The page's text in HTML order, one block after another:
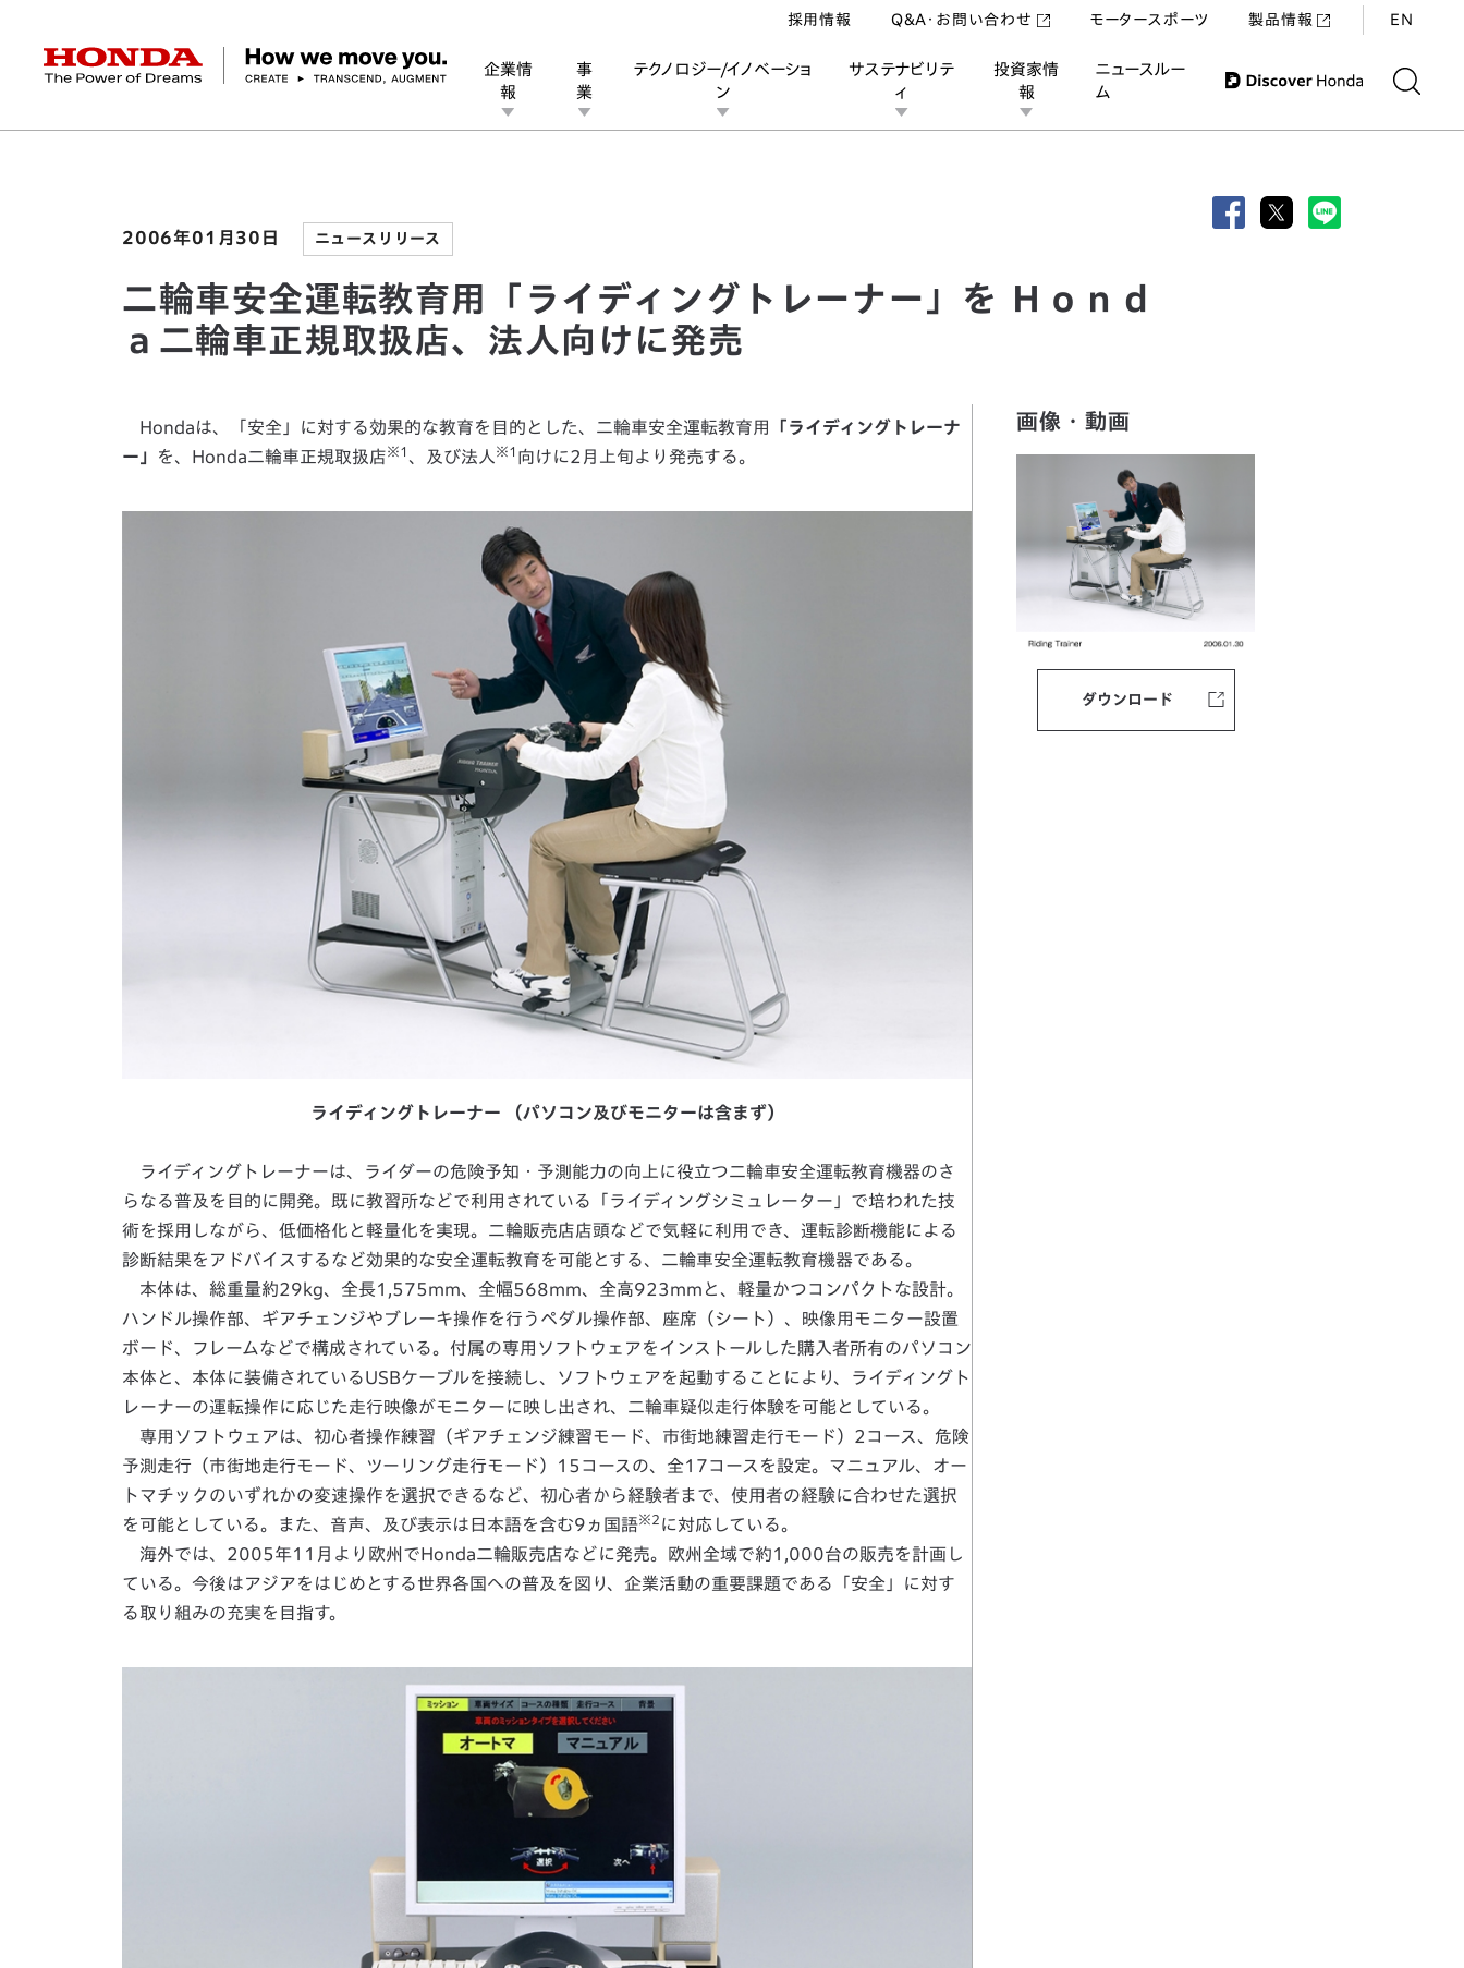
HONDA The Power of Dreams
企業情
報
社長メッセージ 経営方針 会社概要 ヒストリー
事
業
バイク パワープロダクツ マリン その他事業
テクノロジー/イノベーショ
ン
テクノロジー デザイン オープンイノベーション
サステナビリテ
ィ
ESGレポート Honda Report 環境 社会 ガバナンス
投資家情
報
IR資料室 財務・業績情報 株式・債券情報
ニュースルー
ム
ニュースルーム
Discover Honda
採用情報 Q&A・お問い合わせ モータースポーツ 製品情報 EN
二輪車安全運転教育用「ライディングトレーナー」を Ｈｏｎｄａ二輪車正規取扱店、法人向けに発売
2006年01月30日 ニュースリリース
二輪車安全運転教育用「ライディングトレーナー」を Ｈｏｎｄ
ａ二輪車正規取扱店、法人向けに発売
Hondaは、「安全」に対する効果的な教育を目的とした、二輪車安全運転教育用
「ライディングトレーナ
ー」
を、Honda二輪車正規取扱店※1 、及び法人 ※1 向けに2月上旬より発売する。
ライディングトレーナー （パソコン及びモニターは含まず）
ライディングトレーナーは、ライダーの危険予知・予測能力の向上に役立つ二輪車安全運転教育機器のさ
らなる普及を目的に開発。既に教習所などで利用されている「ライディングシミュレーター」で培われた技
術を採用しながら、低価格化と軽量化を実現。二輪販売店店頭などで気軽に利用でき、運転診断機能による
診断結果をアドバイスするなど効果的な安全運転教育を可能とする、二輪車安全運転教育機器である。
本体は、総重量約29kg、全長1,575mm、全幅568mm、全高923mmと、軽量かつコンパクトな設計。
ハンドル操作部、ギアチェンジやブレーキ操作を行うペダル操作部、座席（シート）、映像用モニター設置
ボード、フレームなどで構成されている。付属の専用ソフトウェアをインストールした購入者所有のパソコン
本体と、本体に装備されているUSBケーブルを接続し、ソフトウェアを起動することにより、ライディングト
レーナーの運転操作に応じた走行映像がモニターに映し出され、二輪車疑似走行体験を可能としている。
専用ソフトウェアは、初心者操作練習（ギアチェンジ練習モード、市街地練習走行モード）2コース、危険
予測走行（市街地走行モード、ツーリング走行モード）15コースの、全17コースを設定。マニュアル、オー
トマチックのいずれかの変速操作を選択できるなど、初心者から経験者まで、使用者の経験に合わせた選択
を可能としている。また、音声、及び表示は日本語を含む9ヵ国語※2 に対応している。
海外では、2005年11月より欧州でHonda二輪販売店などに発売。欧州全域で約1,000台の販売を計画し
ている。今後はアジアをはじめとする世界各国への普及を図り、企業活動の重要課題である「安全」に対す
る取り組みの充実を目指す。
画像・動画
ダウンロード